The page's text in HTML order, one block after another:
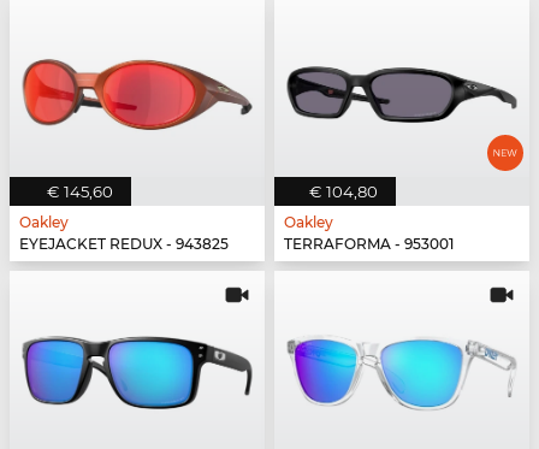
€ 145,60
Oakley
EYEJACKET REDUX - 943825
€ 104,80
Oakley
TERRAFORMA - 953001